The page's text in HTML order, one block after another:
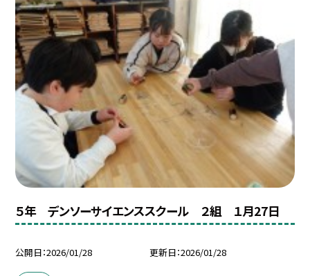
５年 デンソーサイエンススクール ２組 １月27日
公開日 2026/01/28 更新日 2026/01/28